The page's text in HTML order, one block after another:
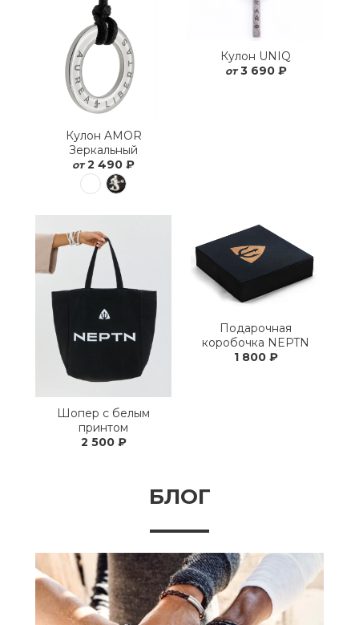
Кулон AMOR
Зеркальный
от 2 490 ₽
Кулон UNIQ
от 3 690 ₽
Шопер с белым
принтом
2 500 ₽
Подарочная
коробочка NEPTN
1 800 ₽
БЛОГ